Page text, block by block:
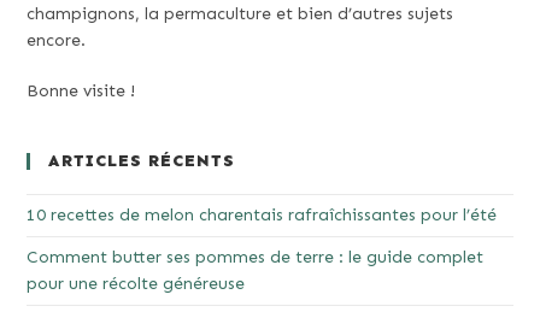
champignons, la permaculture et bien d’autres sujets
encore.
Bonne visite !
ARTICLES RÉCENTS
10 recettes de melon charentais rafraîchissantes pour l’été
Comment butter ses pommes de terre : le guide complet
pour une récolte généreuse